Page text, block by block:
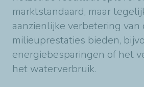
marktstandaard, maar
aanzienlijke verbetering van
milieuprestaties bieden,
energiebesparingen of het
het waterverbruik.